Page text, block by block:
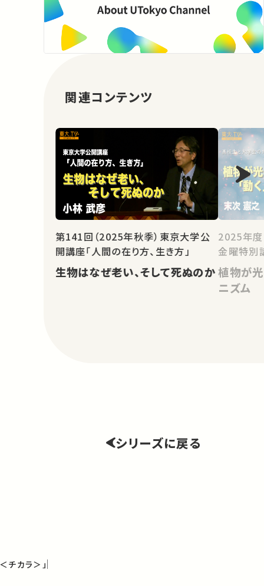
関連コンテンツ
第141回（2025年秋季）東京大学公
開講座「人間の在り方、生き方」
生物はなぜ老い、そして死ぬのか
2025年度
金曜特別
植物が光
ニズム
シリーズに戻る
チカラ＞」